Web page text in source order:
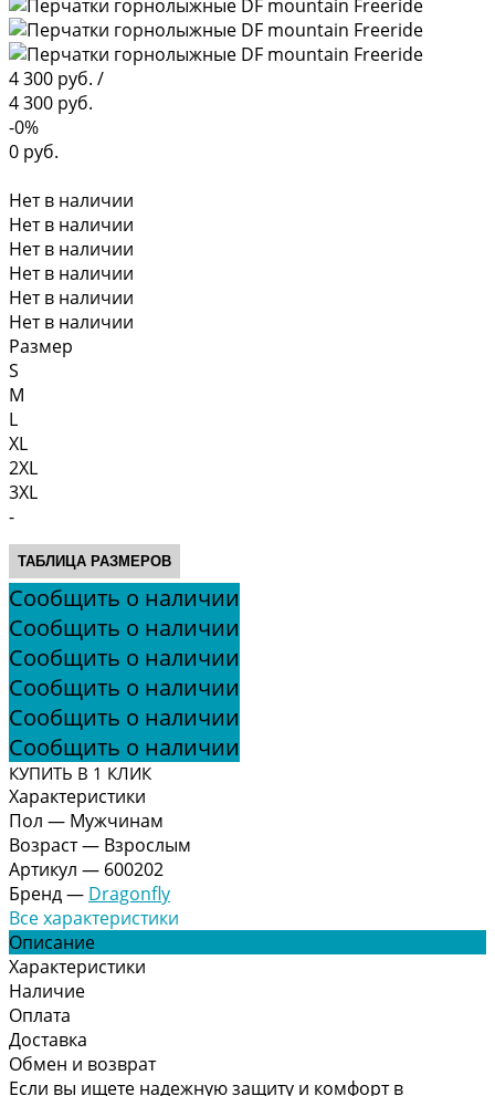
4 300 руб. /
4 300 руб.
-0%
0 руб.
Нет в наличии
Нет в наличии
Нет в наличии
Нет в наличии
Нет в наличии
Нет в наличии
Размер
S
M
L
XL
2XL
3XL
-
ТАБЛИЦА РАЗМЕРОВ
Сообщить о наличии
Сообщить о наличии
Сообщить о наличии
Сообщить о наличии
Сообщить о наличии
Сообщить о наличии
КУПИТЬ В 1 КЛИК
Характеристики
Пол — Мужчинам
Возраст— Взрослым
Артикул — 600202
Бренд— Dragonfly
Все характеристики
Описание
Характеристики
Наличие
Оплата
Доставка
Обмен и возврат
Если вы ищете надежную защиту и комфорт в